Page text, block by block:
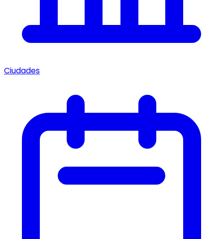
Ciudades